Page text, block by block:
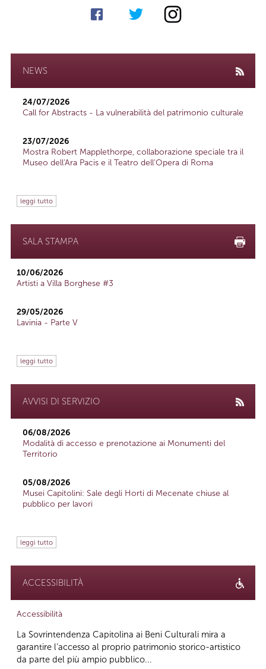
NEWS
24/07/2026
Call for Abstracts - La vulnerabilità del patrimonio culturale
23/07/2026
Mostra Robert Mapplethorpe, collaborazione speciale tra il
Museo dell'Ara Pacis e il Teatro dell'Opera di Roma
leggi tutto
SALA STAMPA
10/06/2026
Artisti a Villa Borghese #3
29/05/2026
Lavinia - Parte V
leggi tutto
AVVISI DI SERVIZIO
06/08/2026
Modalità di accesso e prenotazione ai Monumenti del
Territorio
05/08/2026
Musei Capitolini: Sale degli Horti di Mecenate chiuse al
pubblico per lavori
leggi tutto
ACCESSIBILITÀ
Accessibilità
La Sovrintendenza Capitolina ai Beni Culturali mira a
garantire l’accesso al proprio patrimonio storico-artistico
da parte del più ampio pubblico...